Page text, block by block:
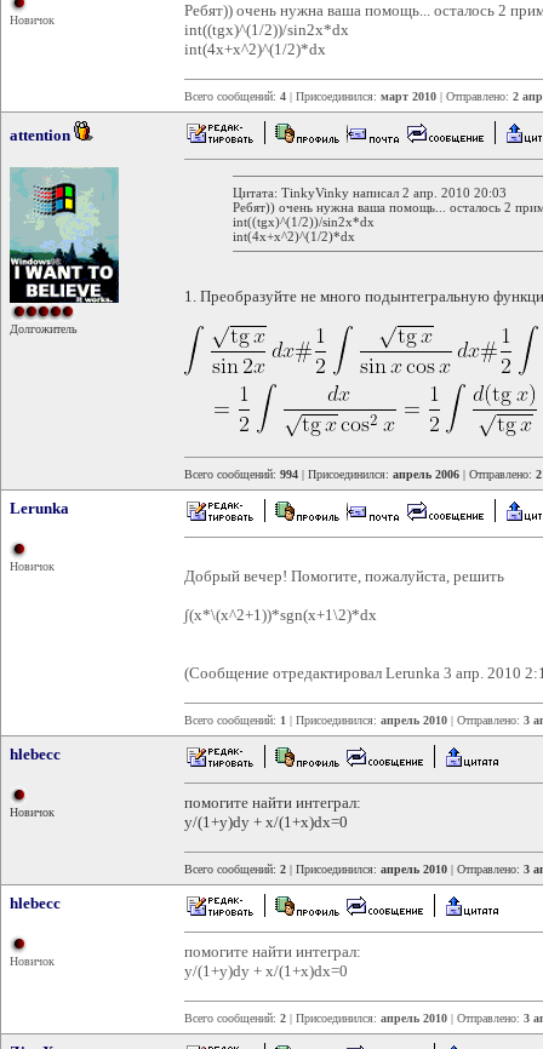
Новичок
Ребят)) очень нужна ваша помощь... осталось 2
int((tgx)^(1/2))/sin2x*dx
int(4x+x^2)^(1/2)*dx
Всего сообщений: 4 | Присоединился: март 2010 | Отправлено: 2
attention
Долгожитель
Цитата: TinkyVinky написал 2 апр. 2010 20:03
Ребят)) очень нужна ваша помощь... осталось 2
int((tgx)^(1/2))/sin2x*dx
int(4x+x^2)^(1/2)*dx
1. Преобразуйте не много подынтегральную
Всего сообщений: 994 | Присоединился: апрель 2006 | Отправлено:
Lerunka
Новичок
Добрый вечер! Помогите, пожалуйста, решить
∫(x*\(x^2+1))*sgn(x+1\2)*dx
(Сообщение отредактировал Lerunka 3 апр. 2010
Всего сообщений: 1 | Присоединился: апрель 2010 | Отправлено: 3
hlebecc
Новичок
помогите найти интеграл:
y/(1+y)dy + x/(1+x)dx=0
Всего сообщений: 2 | Присоединился: апрель 2010 | Отправлено: 3
hlebecc
Новичок
помогите найти интеграл:
y/(1+y)dy + x/(1+x)dx=0
Всего сообщений: 2 | Присоединился: апрель 2010 | Отправлено: 3